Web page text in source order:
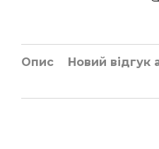
Опис Новий відгук